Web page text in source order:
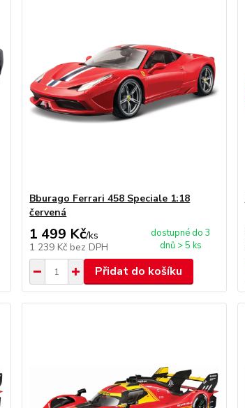
Bburago Ferrari 458 Speciale 1:18
červená
1 499 Kč/ks
1 239 Kč bez DPH
dostupné do 3
dnů > 5 ks
Přidat do košíku